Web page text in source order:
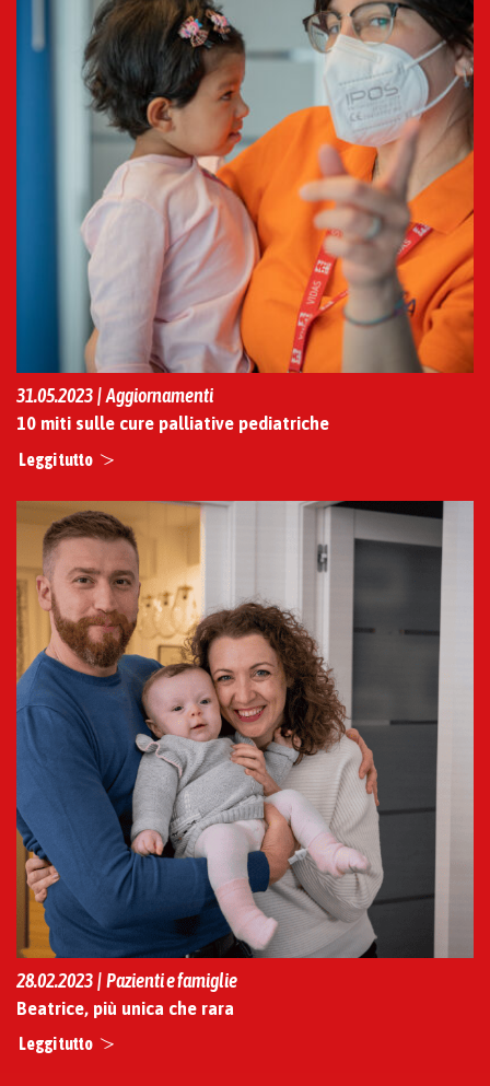
31.05.2023 | Aggiornamenti
10 miti sulle cure palliative pediatriche
Leggi tutto
28.02.2023 | Pazienti e famiglie
Beatrice, più unica che rara
Leggi tutto